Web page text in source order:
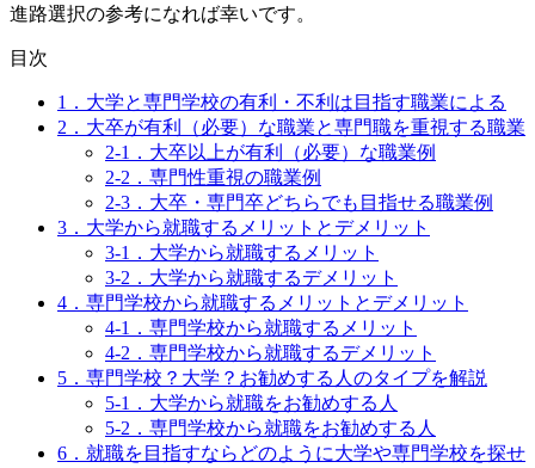
進路選択の参考になれば幸いです。
目次
1．大学と専門学校の有利・不利は目指す職業による
2．大卒が有利（必要）な職業と専門職を重視する職業
2-1．大卒以上が有利（必要）な職業例
2-2．専門性重視の職業例
2-3．大卒・専門卒どちらでも目指せる職業例
3．大学から就職するメリットとデメリット
3-1．大学から就職するメリット
3-2．大学から就職するデメリット
4．専門学校から就職するメリットとデメリット
4-1．専門学校から就職するメリット
4-2．専門学校から就職するデメリット
5．専門学校？大学？お勧めする人のタイプを解説
5-1．大学から就職をお勧めする人
5-2．専門学校から就職をお勧めする人
6．就職を目指すならどのように大学や専門学校を探せ